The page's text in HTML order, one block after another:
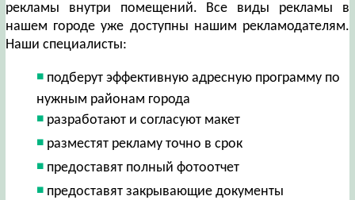
рекламы внутри помещений. Все виды рекламы в
нашем городе уже доступны нашим рекламодателям.
Наши специалисты:
подберут эффективную адресную программу по
нужным районам города
разработают и согласуют макет
разместят рекламу точно в срок
предоставят полный фотоотчет
предоставят закрывающие документы